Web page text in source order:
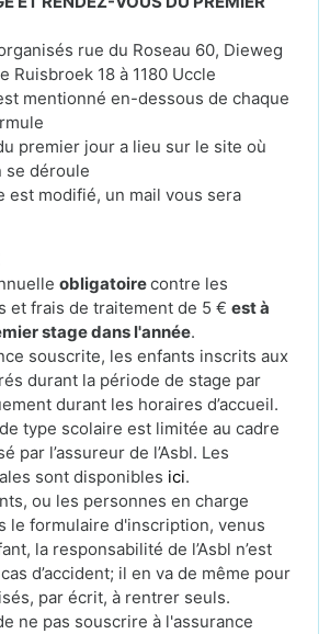
rue du Roseau 60, Dieweg
Ruisbroek 18 à 1180 Uccle
mentionné en-dessous de chaque
premier jour a lieu sur le site où
se déroule
est modifié, un mail vous sera
obligatoirecontre les
et frais de traitement de 5 € est à
stage dans l'année.
souscrite, les enfants inscrits aux
durant la période de stage par
durant les horaires d’accueil.
type scolaire est limitée au cadre
par l’assureur de l’Asbl. Les
sont disponibles ici.
ou les personnes en charge
le formulaire d'inscription, venus
la responsabilité de l’Asbl n’est
d’accident; il en va de même pour
par écrit, à rentrer seuls.
ne pas souscrire à l'assurance